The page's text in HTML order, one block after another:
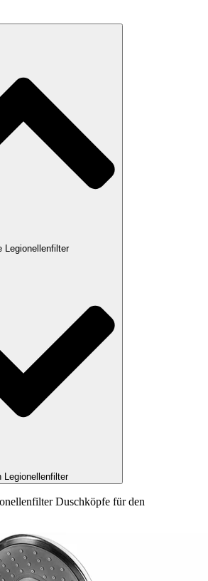
Legionellenfilter
Legionellenfilter
Duschköpfe für den